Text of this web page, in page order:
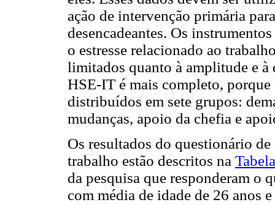
ação de intervenção primária
desencadeantes. Os
o estresse relacionado ao
limitados quanto à amplitude e
HSE-IT é mais completo, porque
distribuídos em sete grupos:
mudanças, apoio da chefia e
Os resultados do questionário
trabalho estão descritos na
da pesquisa que responderam o
com média de idade de 26 anos